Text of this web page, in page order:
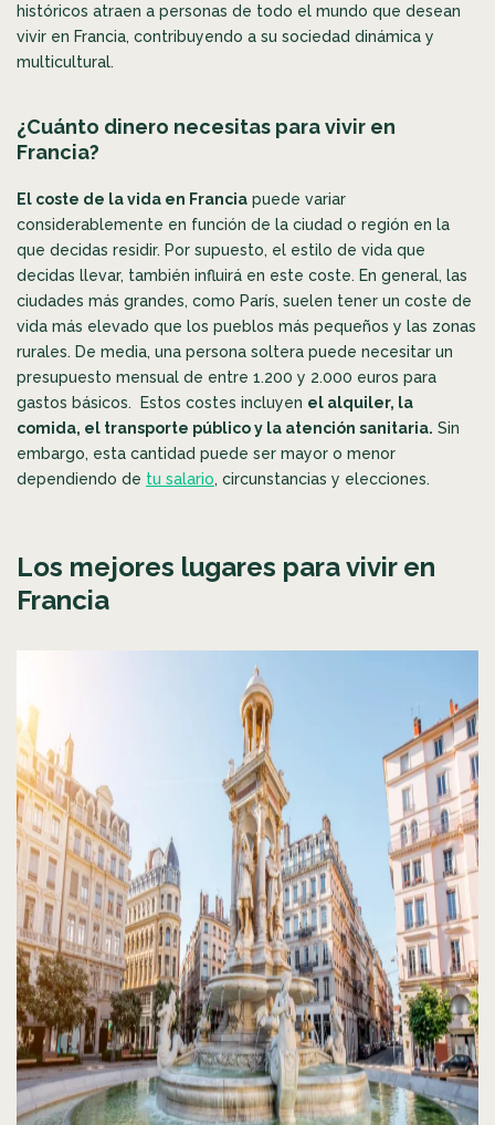
históricos atraen a personas de todo el mundo que desean
vivir en Francia, contribuyendo a su sociedad dinámica y
multicultural.
¿Cuánto dinero necesitas para vivir en
Francia?
El coste de la vida en Francia puede variar
considerablemente en función de la ciudad o región en la
que decidas residir. Por supuesto, el estilo de vida que
decidas llevar, también influirá en este coste. En general, las
ciudades más grandes, como París, suelen tener un coste de
vida más elevado que los pueblos más pequeños y las zonas
rurales. De media, una persona soltera puede necesitar un
presupuesto mensual de entre 1.200 y 2.000 euros para
gastos básicos. Estos costes incluyen el alquiler, la
comida, el transporte público y la atención sanitaria. Sin
embargo, esta cantidad puede ser mayor o menor
dependiendo de tu salario, circunstancias y elecciones.
Los mejores lugares para vivir en
Francia